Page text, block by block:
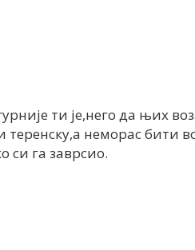
ти је,него да њих
теренску,а неморас бити
си га заврсио.